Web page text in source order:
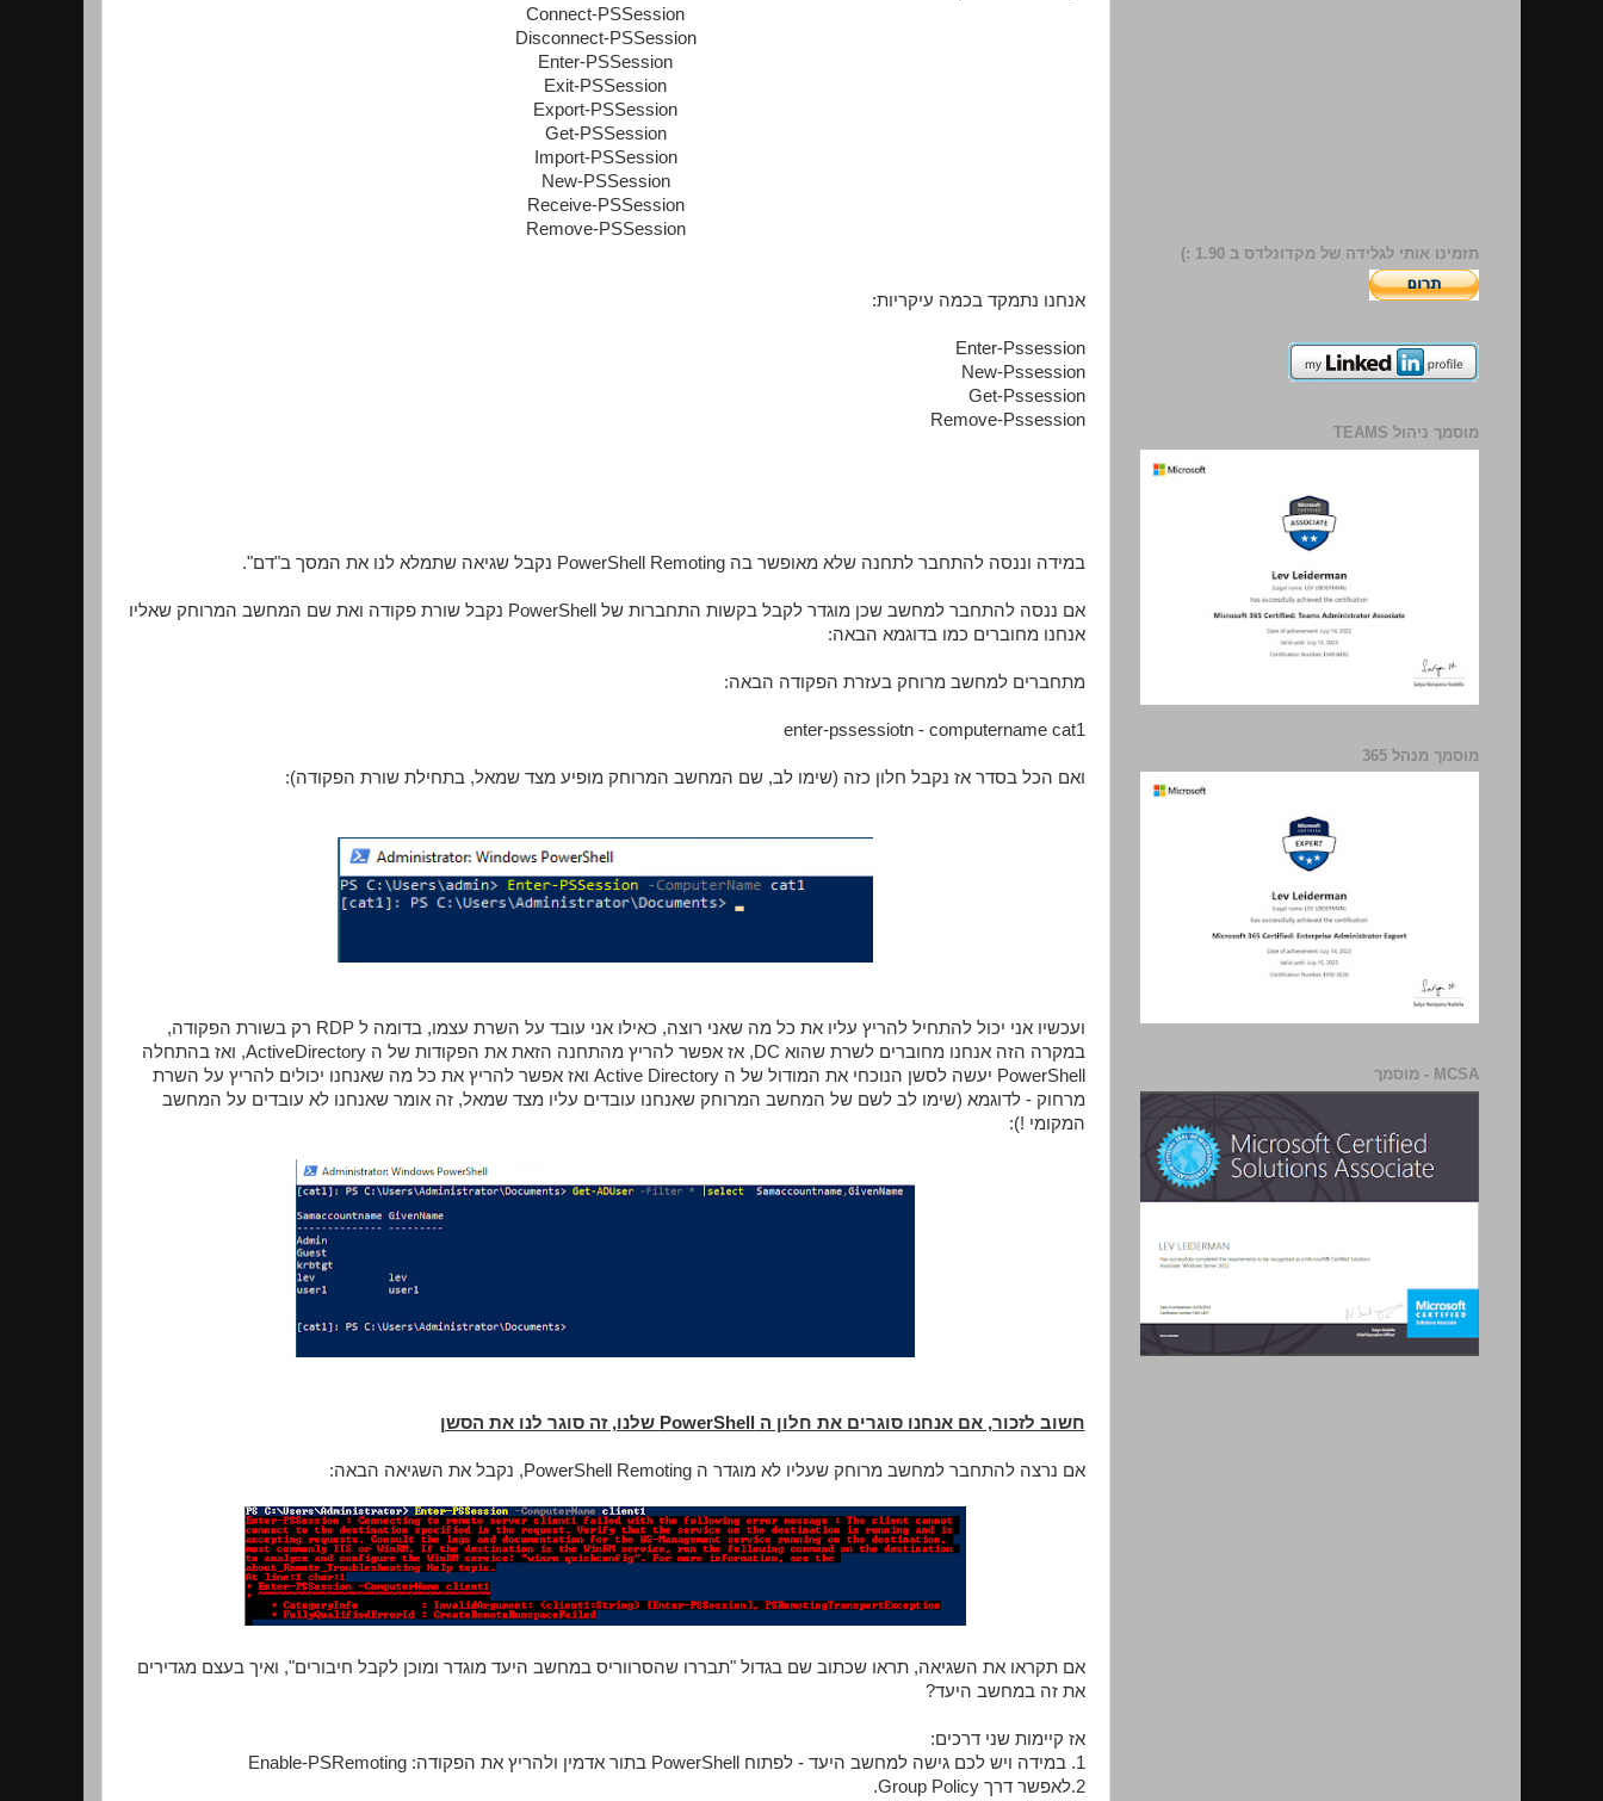
Connect-PSSession
Disconnect-PSSession
Enter-PSSession
Exit-PSSession
Export-PSSession
Get-PSSession
Import-PSSession
New-PSSession
Receive-PSSession
Remove-PSSession
אנחנו נתמקד בכמה עיקריות:
Enter-Pssession
New-Pssession
Get-Pssession
Remove-Pssession
במידה וננסה להתחבר לתחנה שלא מאופשר בה PowerShell Remoting נקבל שגיאה שתמלא לנו את המסך ב"דם".
אם ננסה להתחבר למחשב שכן מוגדר לקבל בקשות התחברות של PowerShell נקבל שורת פקודה ואת שם המחשב המרוחק שאליו
אנחנו מחוברים כמו בדוגמא הבאה:
מתחברים למחשב מרוחק בעזרת הפקודה הבאה:
enter-pssessiotn - computername cat1
ואם הכל בסדר אז נקבל חלון כזה (שימו לב, שם המחשב המרוחק מופיע מצד שמאל, בתחילת שורת הפקודה):
ועכשיו אני יכול להתחיל להריץ עליו את כל מה שאני רוצה, כאילו אני עובד על השרת עצמו, בדומה ל RDP רק בשורת הפקודה,
במקרה הזה אנחנו מחוברים לשרת שהוא DC, אז אפשר להריץ מהתחנה הזאת את הפקודות של ה ActiveDirectory, ואז בהתחלה
PowerShell יעשה לסשן הנוכחי את המודול של ה Active Directory ואז אפשר להריץ את כל מה שאנחנו יכולים להריץ על השרת
מרחוק - לדוגמא (שימו לב לשם של המחשב המרוחק שאנחנו עובדים עליו מצד שמאל, זה אומר שאנחנו לא עובדים על המחשב
המקומי !):
חשוב לזכור, אם אנחנו סוגרים את חלון ה PowerShell שלנו, זה סוגר לנו את הסשן
אם נרצה להתחבר למחשב מרוחק שעליו לא מוגדר ה PowerShell Remoting, נקבל את השגיאה הבאה:
אם תקראו את השגיאה, תראו שכתוב שם בגדול "תבררו שהסרווריס במחשב היעד מוגדר ומוכן לקבל חיבורים", ואיך בעצם מגדירים
את זה במחשב היעד?
אז קיימות שני דרכים:
1. במידה ויש לכם גישה למחשב היעד - לפתוח PowerShell בתור אדמין ולהריץ את הפקודה: Enable-PSRemoting
2.לאפשר דרך Group Policy.
תזמינו אותי לגלידה של מקדונלדס ב 1.90 :)
מוסמך ניהול TEAMS
מוסמך מנהל 365
MCSA - מוסמך